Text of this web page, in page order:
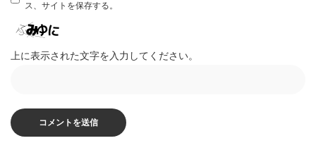
ス、サイトを保存する。
上に表示された文字を入力してください。